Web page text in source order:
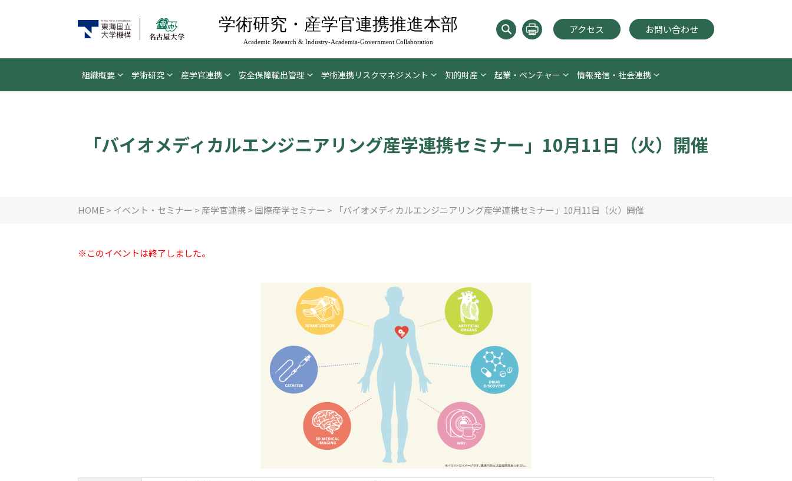
学術研究・産学官連携推進本部
Academic Research & Industry-Academia-Government Collaboration
アクセス お問い合わせ
組織概要 学術研究 産学官連携 安全保障輸出管理 学術連携リスクマネジメント 知的財産 起業・ベンチャー 情報発信・社会連携
「バイオメディカルエンジニアリング産学連携セミナー」10月11日（火）開催
HOME> イベント・セミナー > 産学官連携> 国際産学セミナー > 「バイオメディカルエンジニアリング産学連携セミナー」10月11日（火）開催
※このイベントは終了しました。